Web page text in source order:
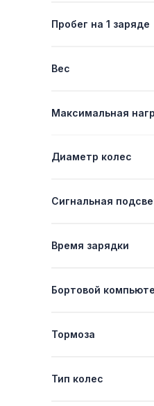
Пробег на 1 заряде
Вес
Максимальная
Диаметр колес
Сигнальная
Время зарядки
Бортовой
Тормоза
Тип колес